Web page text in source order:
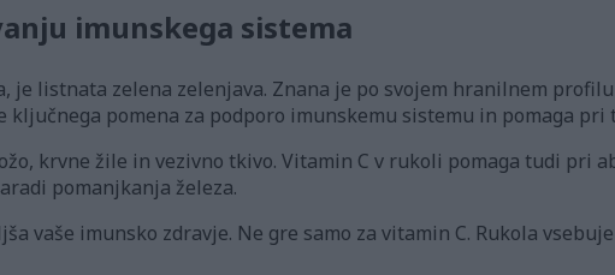
imunskega sistema
je listnata zelena zelenjava. Znana je po svojem hranilnem
ključnega pomena za podporo imunskemu sistemu in pomaga pri
krvne žile in vezivno tkivo. Vitamin C v rukoli pomaga tudi pri
pomanjkanja železa.
vaše imunsko zdravje. Ne gre samo za vitamin C. Rukola